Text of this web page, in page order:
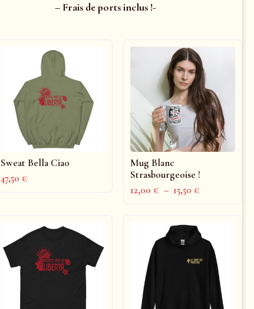
– Frais de ports inclus !-
Sweat Bella Ciao
47,50€
Mug Blanc
Strasbourgeoise !
12,00€ – 15,50€